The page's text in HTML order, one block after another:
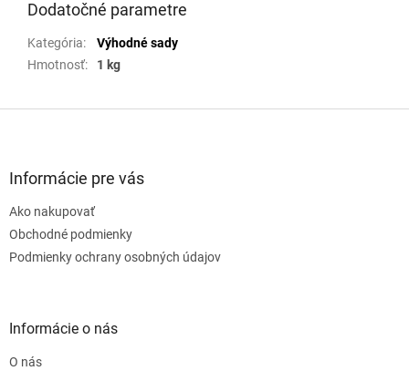
Dodatočné parametre
Kategória:
Výhodné sady
Hmotnosť: 1 kg
Informácie pre vás
Ako nakupovať
Obchodné podmienky
Podmienky ochrany osobných údajov
Informácie o nás
O nás